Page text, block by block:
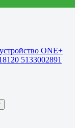
ONE+
5133002891